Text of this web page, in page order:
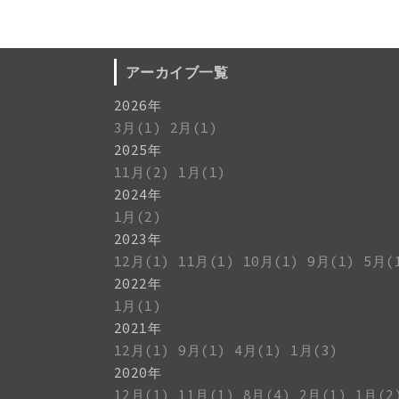
アーカイブ一覧
2026年
3月(1)
2月(1)
2025年
11月(2)
1月(1)
2024年
1月(2)
2023年
12月(1)
11月(1) 10月(1) 9月(1) 5月
2022年
1月(1)
2021年
12月(1)
9月(1) 4月(1)
1月(3)
2020年
12月(1)
11月(1) 8月(4) 2月(1)
1月(2)